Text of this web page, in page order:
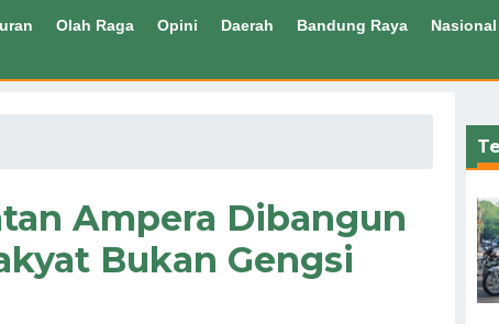
Olah Raga Opini Daerah Bandung Raya Nasional
Ampera Dibangun
Bukan Gengsi